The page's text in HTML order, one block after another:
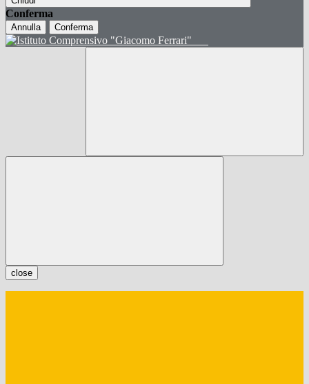
Conferma
Annulla Conferma
close